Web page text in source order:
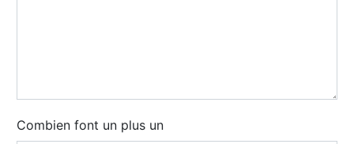
Combien font un plus un